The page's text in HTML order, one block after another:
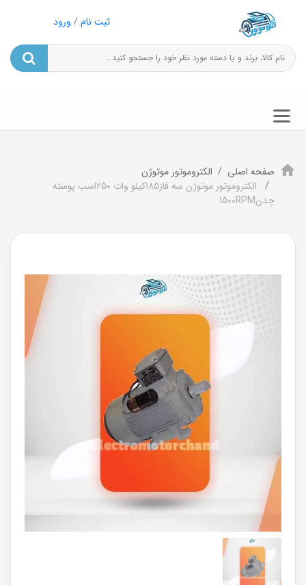
ثبت نام / ورود
صفحه اصلی
الکتروموتور موتوژن
الکتروموتور موتوژن سه فاز185کیلو وات 250اسب پوسته
چدن1500RPM